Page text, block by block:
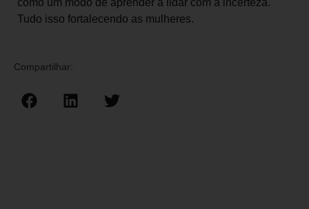
como um modo de aprender a lidar com a incerteza.
Tudo isso fortalecendo as mulheres.
Compartilhar: